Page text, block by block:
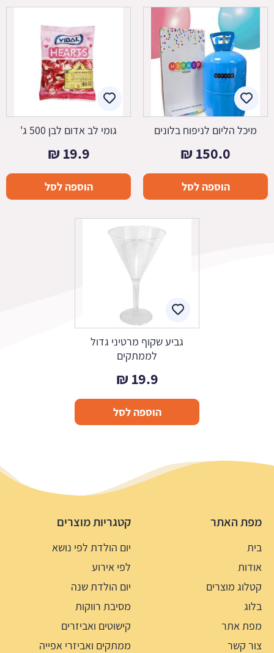
מיכל הליום לניפוח בלונים
150.0
₪
הוספה לסל
גומי לב אדום לבן 500 ג'
19.9
₪
הוספה לסל
גביע שקוף מרטיני גדול
לממתקים
19.9
₪
הוספה לסל
מפת האתר
בית
אודות
קטלוג מוצרים
בלוג
מפת אתר
צור קשר
קטגריות מוצרים
יום הולדת לפי נושא
לפי אירוע
יום הולדת שנה
מסיבת רווקות
קישוטים ואביזרים
ממתקים ואביזרי אפייה